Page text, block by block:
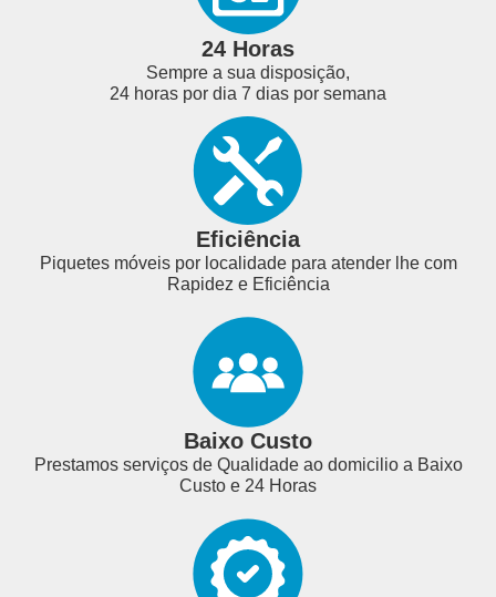
24 Horas
Sempre a sua disposição,
24 horas por dia 7 dias por semana
Eficiência
Piquetes móveis por localidade para atender lhe com
Rapidez e Eficiência
Baixo Custo
Prestamos serviços de Qualidade ao domicilio a Baixo
Custo e 24 Horas